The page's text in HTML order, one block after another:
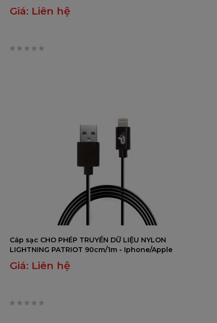
Giá: Liên hệ
Cáp sạc CHO PHÉP TRUYỀN DỮ LIỆU NYLON
LIGHTNING PATRIOT 90cm/1m - Iphone/Apple
Giá: Liên hệ